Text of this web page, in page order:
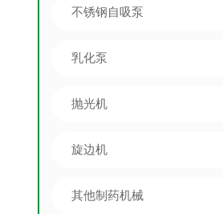
不锈钢自吸泵
乳化泵
抛光机
旋边机
其他制药机械